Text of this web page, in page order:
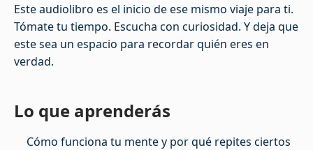
Este audiolibro es el inicio de ese mismo viaje para ti.
Tómate tu tiempo. Escucha con curiosidad. Y deja que
este sea un espacio para recordar quién eres en
verdad.
Lo que aprenderás
Cómo funciona tu mente y por qué repites ciertos